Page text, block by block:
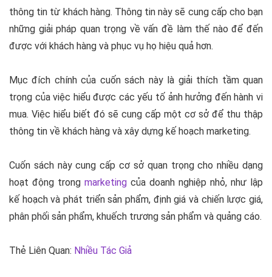
thông tin từ khách hàng. Thông tin này sẽ cung cấp cho bạn
những giải pháp quan trọng về vấn đề làm thế nào để đến
được với khách hàng và phục vụ họ hiệu quả hơn.
Mục đích chính của cuốn sách này là giải thích tầm quan
trọng của việc hiểu được các yếu tố ảnh hưởng đến hành vi
mua. Việc hiểu biết đó sẽ cung cấp một cơ sở để thu thập
thông tin về khách hàng và xây dựng kế hoạch marketing.
Cuốn sách này cung cấp cơ sở quan trọng cho nhiều dạng
hoạt động trong marketing của doanh nghiệp nhỏ, như lập
kế hoạch và phát triển sản phẩm, định giá và chiến lược giá,
phân phối sản phẩm, khuếch trương sản phẩm và quảng cáo.
Thẻ Liên Quan: Nhiều Tác Giả